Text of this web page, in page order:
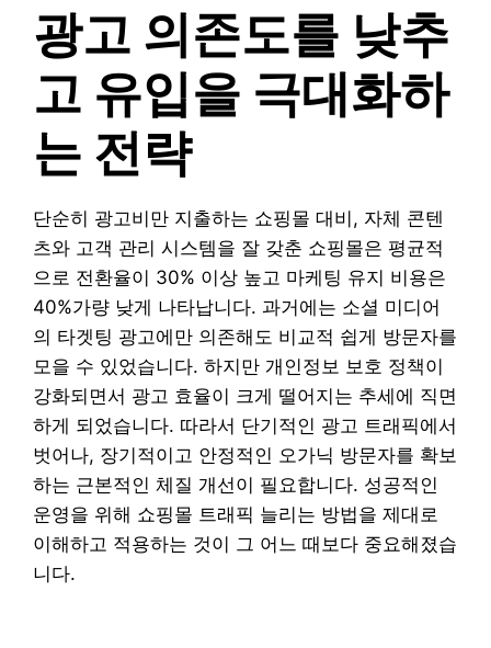
광고 의존도를 낮추
고 유입을 극대화하
는 전략
단순히 광고비만 지출하는 쇼핑몰 대비, 자체 콘텐
츠와 고객 관리 시스템을 잘 갖춘 쇼핑몰은 평균적
으로 전환율이 30% 이상 높고 마케팅 유지 비용은
40%가량 낮게 나타납니다. 과거에는 소셜 미디어
의 타겟팅 광고에만 의존해도 비교적 쉽게 방문자를
모을 수 있었습니다. 하지만 개인정보 보호 정책이
강화되면서 광고 효율이 크게 떨어지는 추세에 직면
하게 되었습니다. 따라서 단기적인 광고 트래픽에서
벗어나, 장기적이고 안정적인 오가닉 방문자를 확보
하는 근본적인 체질 개선이 필요합니다. 성공적인
운영을 위해 쇼핑몰 트래픽 늘리는 방법을 제대로
이해하고 적용하는 것이 그 어느 때보다 중요해졌습
니다.